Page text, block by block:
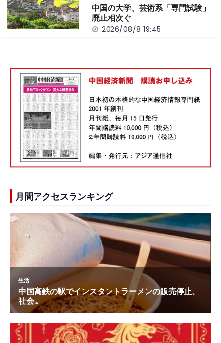
中国の大学、芸術系「専門試験」
廃止相次ぐ
2026/08/8 19:45
月間アクセスランキング